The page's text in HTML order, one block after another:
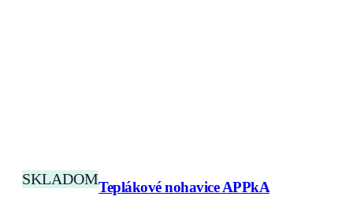
SKLADOMTeplákové nohavice APPkA